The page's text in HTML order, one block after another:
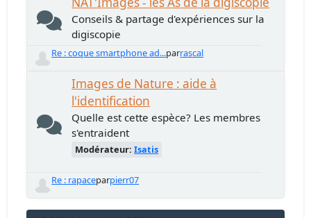
Conseils & partage d'expériences sur la
digiscopie
Re : coque smartphone ad...parrascal
Images de Nature : aide à
l'identification
Quelle est cette espèce? Les membres
s'entraident
Modérateur:Isatis
Re : rapaceparpierr07